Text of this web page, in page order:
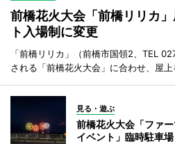
前橋花火大会「前橋リリカ
ト入場制に変更
「前橋リリカ」（前橋市国領2、TEL
される「前橋花火大会」に合わせ、屋上
見る・遊ぶ
前橋花火大会「ファ
イベント」臨時駐車場